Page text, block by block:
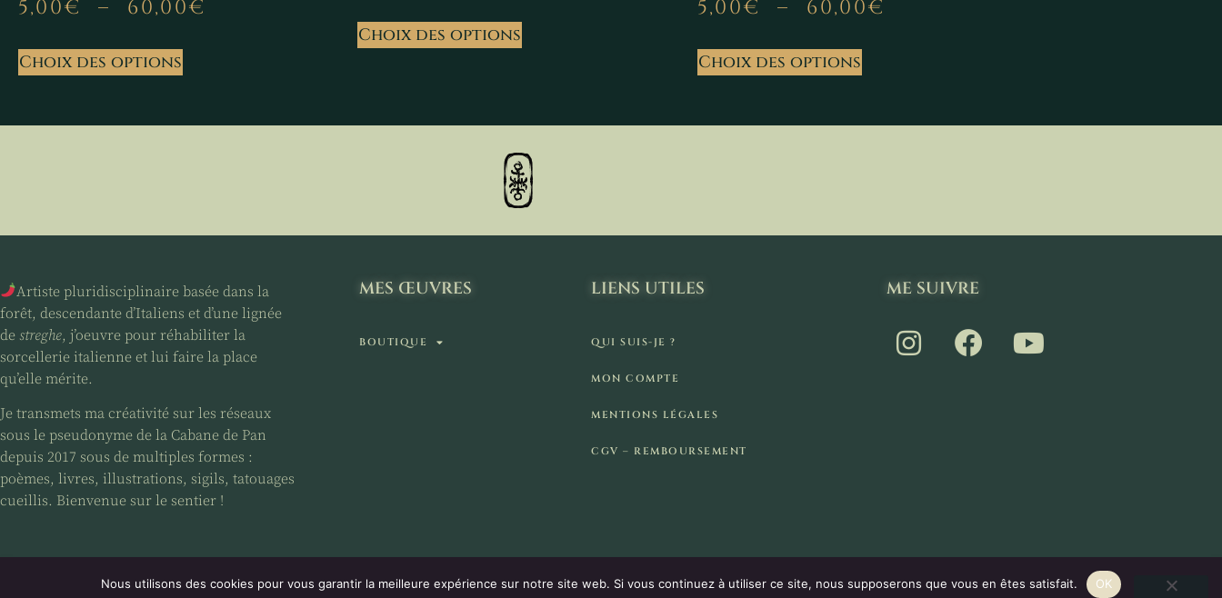
5,00€ – 60,00€
Choix des options
Choix des options
5,00€ – 60,00€
Choix des options
Artiste pluridisciplinaire basée dans la
forêt, descendante d’Italiens et d’une lignée
de streghe, j’oeuvre pour réhabiliter la
sorcellerie italienne et lui faire la place
qu’elle mérite.
Je transmets ma créativité sur les réseaux
sous le pseudonyme de la Cabane de Pan
depuis 2017 sous de multiples formes :
poèmes, livres, illustrations, sigils, tatouages
cueillis. Bienvenue sur le sentier !
MES ŒUVRES
BOUTIQUE
LIENS UTILES
QUI SUIS-JE ?
MON COMPTE
MENTIONS LÉGALES
CGV – REMBOURSEMENT
ME SUIVRE
2026 - La Cabane de Pan - Tous droits réservés. RÉALISATION : EPIFYT - MARKETING DIGITAL
Vous disposez d'un droit de rétractation de 14 jours. RÉSILIER
Nous utilisons des cookies pour vous garantir la meilleure expérience sur notre site web. Si vous continuez à utiliser ce site, nous supposerons que vous en êtes satisfait. OK